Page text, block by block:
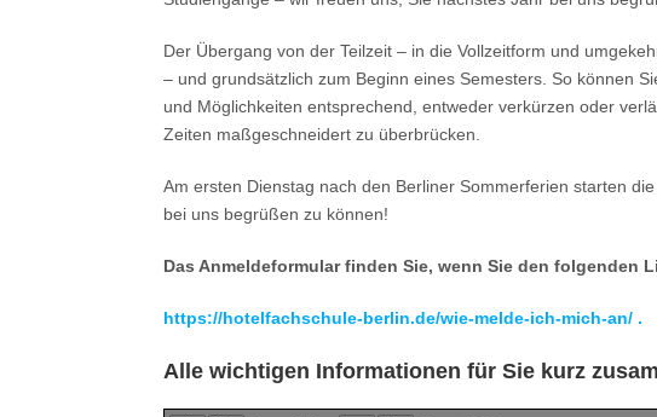
Der Übergang von der Teilzeit – in die Vollzeitform und
– und grundsätzlich zum Beginn eines Semesters. So können
und Möglichkeiten entsprechend, entweder verkürzen oder
Zeiten maßgeschneidert zu überbrücken.
Am ersten Dienstag nach den Berliner Sommerferien starten
bei uns begrüßen zu können!
Das Anmeldeformular finden Sie, wenn Sie den folgenden
https://hotelfachschule-berlin.de/wie-melde-ich-mich-an/ .
Alle wichtigen Informationen für Sie kurz